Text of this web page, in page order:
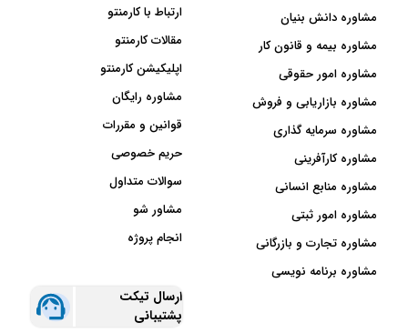
مشاوره دانش بنیان
مشاوره بیمه و قانون کار
مشاوره امور حقوقی
مشاوره بازاریابی و فروش
مشاوره سرمایه گذاری
مشاوره کارآفرینی
مشاوره منابع انسانی
مشاوره امور ثبتی
مشاوره تجارت و بازرگانی
مشاوره برنامه نویسی
ارتباط با کارمنتو
مقالات کارمنتو
اپلیکیشن کارمنتو
مشاوره رایگان
قوانین و مقررات
حریم خصوصی
سوالات متداول
مشاور شو
انجام پروژه
ارسال تیکت
پشتیبانی